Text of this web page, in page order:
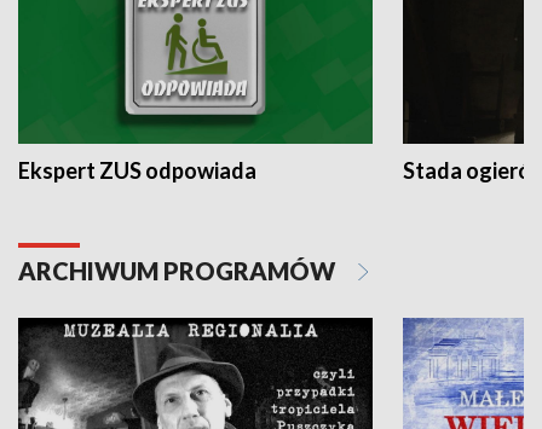
Ekspert ZUS odpowiada Stada
ARCHIWUM PROGRAMÓW